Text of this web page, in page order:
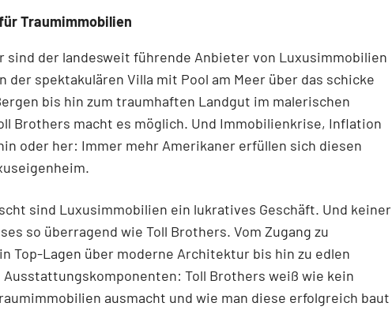
Traumimmobilien
sind der landesweit führende Anbieter von Luxusimmobilien
der spektakulären Villa mit Pool am Meer über das schicke
bis hin zum traumhaften Landgut im malerischen
Brothers macht es möglich. Und Immobilienkrise, Inflation
oder her: Immer mehr Amerikaner erfüllen sich diesen
sind Luxusimmobilien ein lukratives Geschäft. Und keiner
so überragend wie Toll ­Brothers. Vom Zugang zu
Top-Lagen über moderne Architektur bis hin zu edlen
Ausstattungskomponenten: Toll Brothers weiß wie kein
ausmacht und wie man diese erfolgreich baut